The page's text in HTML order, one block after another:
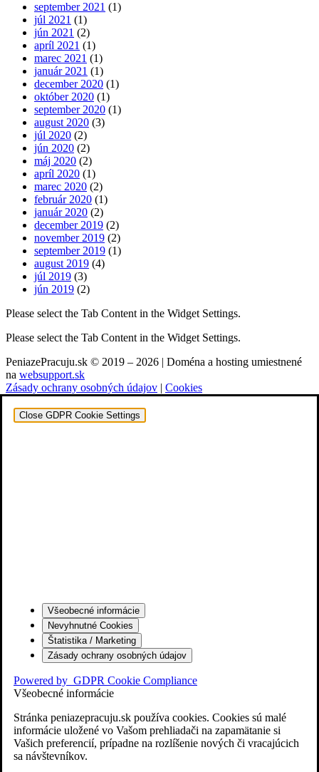
september 2021 (1)
júl 2021 (1)
jún 2021 (2)
apríl 2021 (1)
marec 2021 (1)
január 2021 (1)
december 2020 (1)
október 2020 (1)
september 2020 (1)
august 2020 (3)
júl 2020 (2)
jún 2020 (2)
máj 2020 (2)
apríl 2020 (1)
marec 2020 (2)
február 2020 (1)
január 2020 (2)
december 2019 (2)
november 2019 (2)
september 2019 (1)
august 2019 (4)
júl 2019 (3)
jún 2019 (2)
Please select the Tab Content in the Widget Settings.
Please select the Tab Content in the Widget Settings.
PeniazePracuju.sk © 2019 – 2026 | Doména a hosting umiestnené
na websupport.sk
Zásady ochrany osobných údajov | Cookies
Close GDPR Cookie Settings
Všeobecné informácie
Nevyhnutné Cookies
Štatistika / Marketing
Zásady ochrany osobných údajov
Powered by GDPR Cookie Compliance
Všeobecné informácie
Stránka peniazepracuju.sk používa cookies. Cookies sú malé
informácie uložené vo Vašom prehliadači na zapamätanie si
Vašich preferencií, prípadne na rozlíšenie nových či vracajúcich
sa návštevníkov.